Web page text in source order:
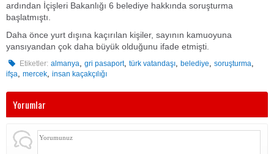
ardından İçişleri Bakanlığı 6 belediye hakkında soruşturma
başlatmıştı.
Daha önce yurt dışına kaçırılan kişiler, sayının kamuoyuna
yansıyandan çok daha büyük olduğunu ifade etmişti.
Etiketler: almanya,gri pasaport,türk vatandaşı,belediye,soruşturma,
ifşa, mercek, insan kaçakçılığı
Yorumlar